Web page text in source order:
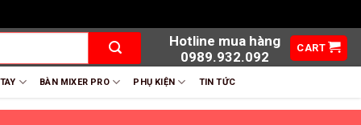
Hotline mua hàng
0989.932.092
CART
BÀN MIXER PRO PHỤ KIỆN TIN TỨC